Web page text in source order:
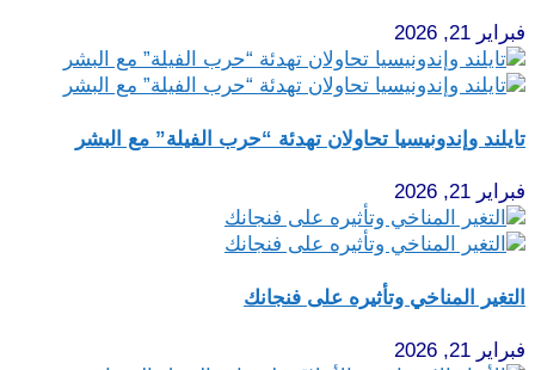
فبراير 21, 2026
تايلند وإندونيسيا تحاولان تهدئة “حرب الفيلة” مع البشر
فبراير 21, 2026
التغير المناخي وتأثيره على فنجانك
فبراير 21, 2026